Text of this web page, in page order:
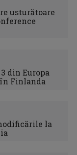
usturătoare
din Europa
Finlanda
la